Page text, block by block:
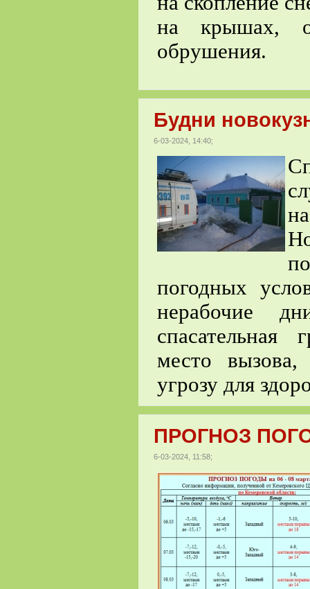
на крышах,
обрушения.
Будни
6-03-2024, 14:40;
погодных
нерабочие
место вызова,
угрозу для
ПРОГНОЗ
6-03-2024, 11:58;